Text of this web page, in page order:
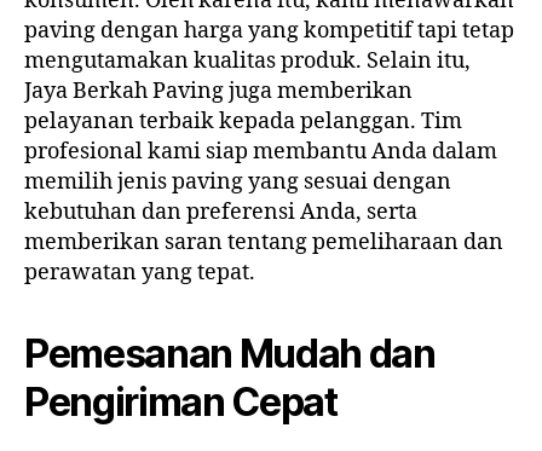
paving dengan harga yang kompetitif tapi tetap
mengutamakan kualitas produk. Selain itu,
Jaya Berkah Paving juga memberikan
pelayanan terbaik kepada pelanggan. Tim
profesional kami siap membantu Anda dalam
memilih jenis paving yang sesuai dengan
kebutuhan dan preferensi Anda, serta
memberikan saran tentang pemeliharaan dan
perawatan yang tepat.
Pemesanan Mudah dan
Pengiriman Cepat